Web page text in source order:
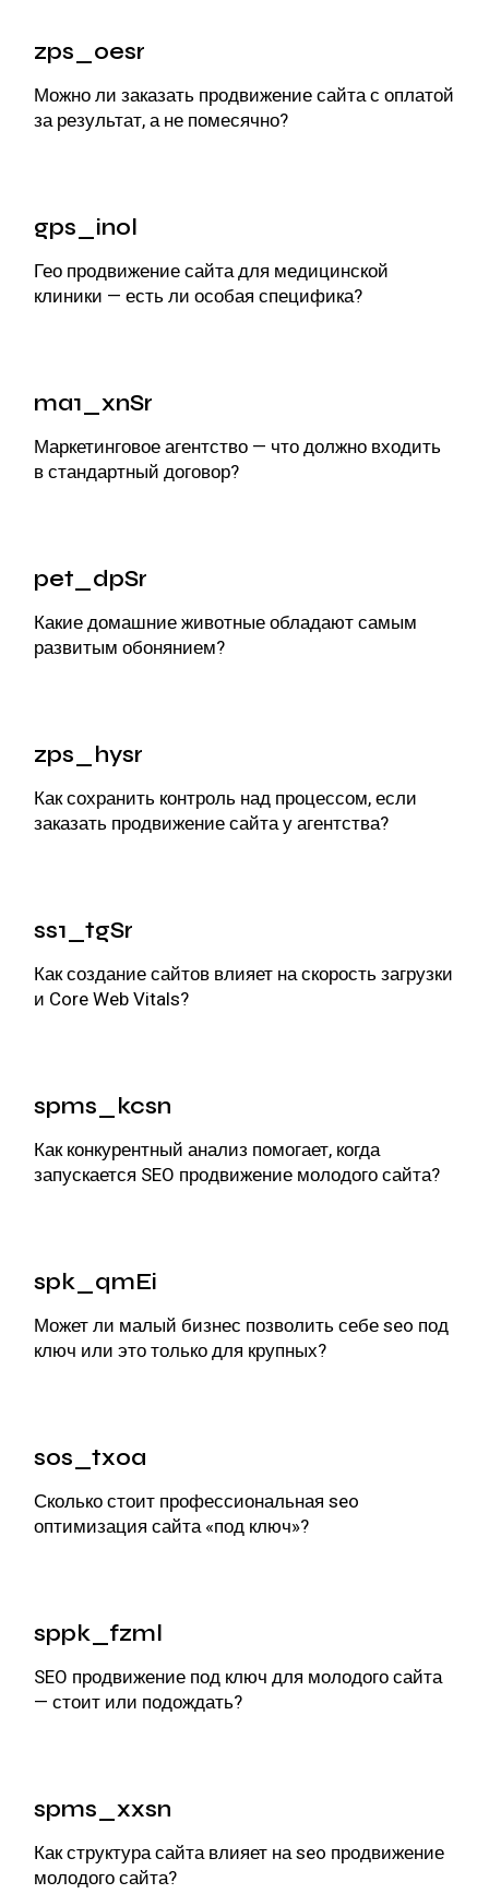
zps_oesr
Можно лизаказать продвижение сайтас оплатой
за результат, а не помесячно?
gps_inol
Гео продвижение сайтадля медицинской
клиники — есть ли особая специфика?
ma1_xnSr
Маркетинговое агентство — что должно входить
в стандартный договор?
pet_dpSr
Какиедомашние животныеобладают самым
развитым обонянием?
zps_hysr
Как сохранить контроль над процессом, если
заказать продвижение сайтау агентства?
ss1_tgSr
Каксоздание сайтов влияет на скорость загрузки
и Core Web Vitals?
spms_kcsn
Как конкурентный анализ помогает, когда
запускается SEO продвижение молодого сайта?
spk_qmEi
Может ли малый бизнес позволить себеseo под
ключ или это только для крупных?
sos_txoa
Сколько стоит профессиональнаяseo
оптимизация сайта«под ключ»?
sppk_fzml
SEO продвижение под ключ для молодого сайта
— стоит или подождать?
spms_xxsn
Как структура сайта влияет наseo продвижение
молодого сайта?